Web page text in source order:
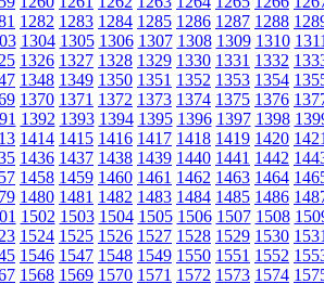
1282 1283 1284 1285 1286 1287 1288
1304 1305 1306 1307 1308 1309 1310
1326 1327 1328 1329 1330 1331 1332
1348 1349 1350 1351 1352 1353 1354
1370 1371 1372 1373 1374 1375 1376
1392 1393 1394 1395 1396 1397 1398
1414 1415 1416 1417 1418 1419 1420
1436 1437 1438 1439 1440 1441 1442
1458 1459 1460 1461 1462 1463 1464
1480 1481 1482 1483 1484 1485 1486
1502 1503 1504 1505 1506 1507 1508
1524 1525 1526 1527 1528 1529 1530
1546 1547 1548 1549 1550 1551 1552
1568 1569 1570 1571 1572 1573 1574